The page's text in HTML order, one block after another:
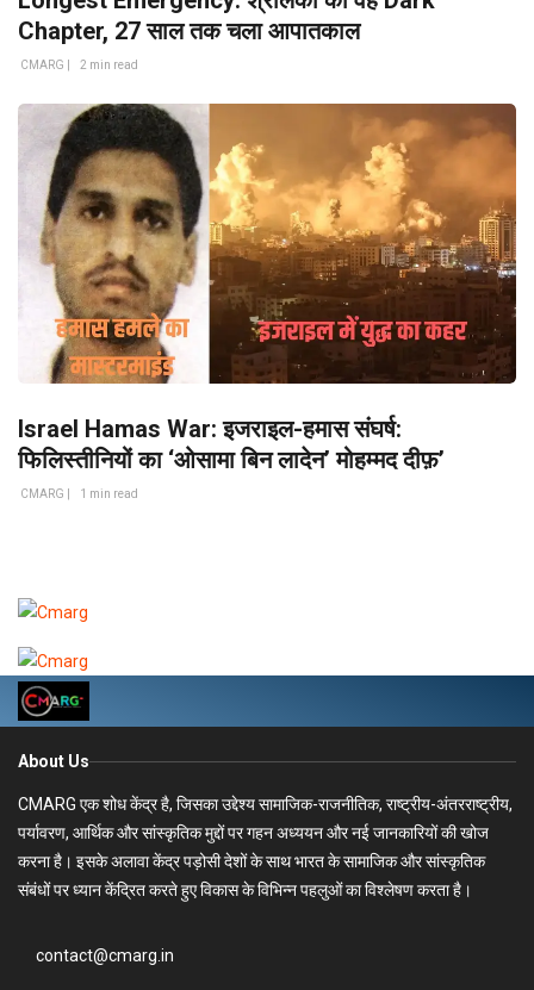
Chapter, 27 साल तक चला आपातकाल
CMARG | 2 min read
Israel Hamas War: इजराइल-हमास संघर्ष:
फिलिस्तीनियों का ‘ओसामा बिन लादेन’ मोहम्मद दीफ़’
CMARG | 1 min read
About Us
CMARG एक शोध केंद्र है, जिसका उद्देश्य सामाजिक-राजनीतिक, राष्ट्रीय-अंतरराष्ट्रीय,
पर्यावरण, आर्थिक और सांस्कृतिक मुद्दों पर गहन अध्ययन और नई जानकारियों की खोज
करना है। इसके अलावा केंद्र पड़ोसी देशों के साथ भारत के सामाजिक और सांस्कृतिक
संबंधों पर ध्यान केंद्रित करते हुए विकास के विभिन्न पहलुओं का विश्लेषण करता है।
contact@cmarg.in